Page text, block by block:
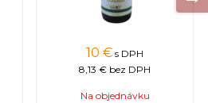
10 € s DPH
8,13 € bez DPH
Na objednávku